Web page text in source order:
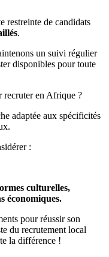
restreinte de candidats
.
un suivi régulier
disponibles pour toute
recruter en Afrique ?
adaptée aux spécificités
:
culturelles,
économiques.
pour réussir son
du recrutement local
la différence !